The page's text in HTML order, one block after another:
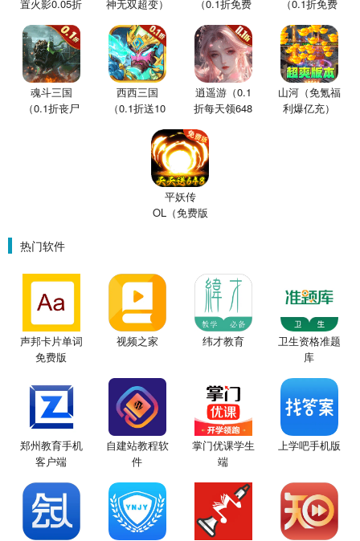
置火影0.05折
神无双超变）
（0.1折免费
（0.1折免费
魂斗三国
（0.1折丧尸
西西三国
（0.1折送10
逍遥游（0.1
折每天领648
山河（免氪福
利爆亿充）
平妖传
OL（免费版
热门软件
声邦卡片单词
免费版
视频之家 纬才教育
卫生资格准题
库
郑州教育手机
客户端
自建站教程软
件
掌门优课学生
端
上学吧手机版